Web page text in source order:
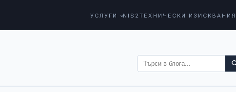
УСЛУГИ NIS2 ТЕХНИЧЕСКИ ИЗИСКВАНИЯ